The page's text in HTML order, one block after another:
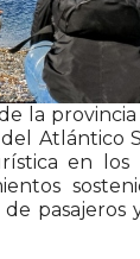
la
Atlántico
en los
pasajeros